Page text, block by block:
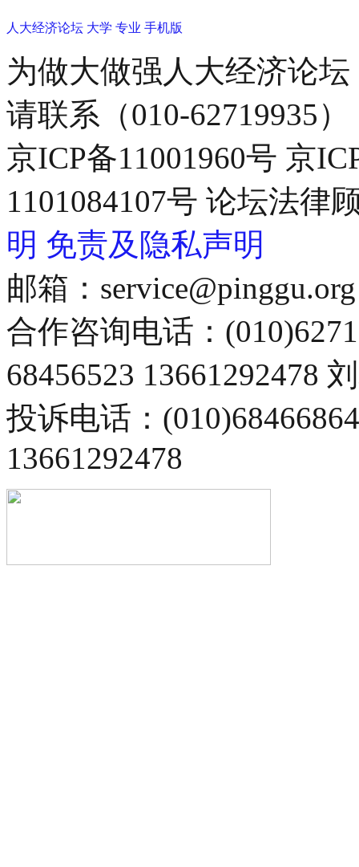
人大经济论坛 大学 专业 手机版
为做大做强人大经济论
请联系（010-62719935）
京ICP备11001960号 京
1101084107号 论坛法律
明 免责及隐私声明
邮箱：service@pinggu.org
合作咨询电话：
68456523 13661292478
投诉电话：
13661292478